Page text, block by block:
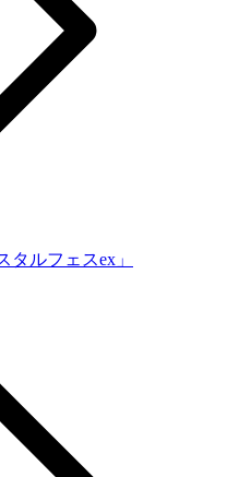
ルフェスex」